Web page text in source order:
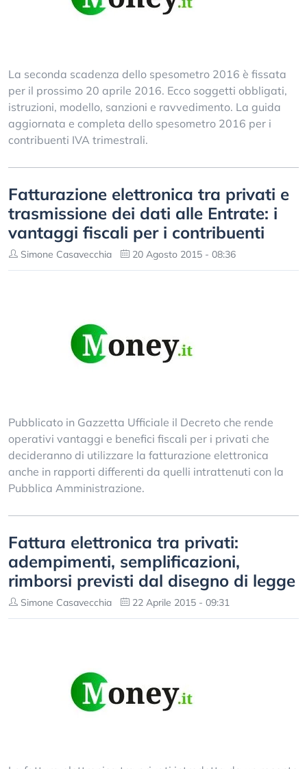
La seconda scadenza dello spesometro 2016 è fissata
per il prossimo 20 aprile 2016. Ecco soggetti obbligati,
istruzioni, modello, sanzioni e ravvedimento. La guida
aggiornata e completa dello spesometro 2016 per i
contribuenti IVA trimestrali.
Fatturazione elettronica tra privati e
trasmissione dei dati alle Entrate: i
vantaggi fiscali per i contribuenti
Simone Casavecchia 20 Agosto 2015 - 08:36
Pubblicato in Gazzetta Ufficiale il Decreto che rende
operativi vantaggi e benefici fiscali per i privati che
decideranno di utilizzare la fatturazione elettronica
anche in rapporti differenti da quelli intrattenuti con la
Pubblica Amministrazione.
Fattura elettronica tra privati:
adempimenti, semplificazioni,
rimborsi previsti dal disegno di legge
Simone Casavecchia 22 Aprile 2015 - 09:31